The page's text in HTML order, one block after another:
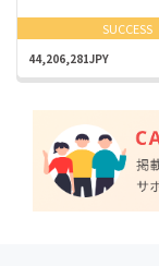
SUCCESS
44,206,281JPY